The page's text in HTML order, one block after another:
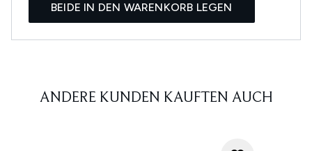
BEIDE IN DEN WARENKORB LEGEN
ANDERE KUNDEN KAUFTEN AUCH